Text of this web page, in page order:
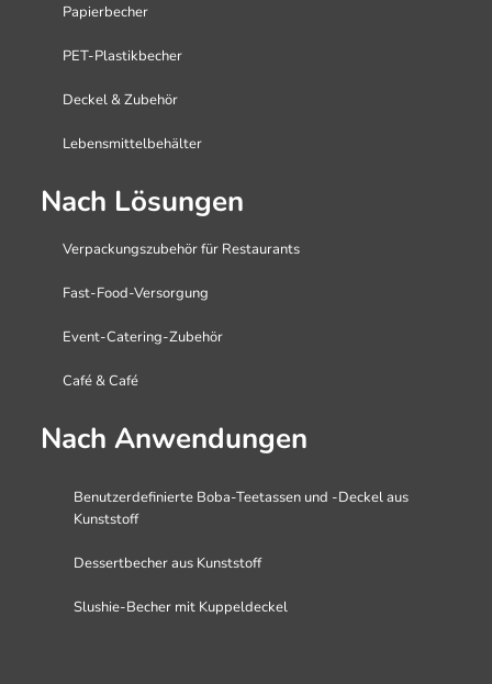
Papierbecher
PET-Plastikbecher
Deckel & Zubehör
Lebensmittelbehälter
Nach Lösungen
Verpackungszubehör für Restaurants
Fast-Food-Versorgung
Event-Catering-Zubehör
Café & Café
Nach Anwendungen
Benutzerdefinierte Boba-Teetassen und -Deckel aus
Kunststoff
Dessertbecher aus Kunststoff
Slushie-Becher mit Kuppeldeckel